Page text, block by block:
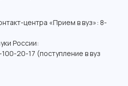
центра «Прием в вуз»: 8-
России:
20-17 (поступление в вуз